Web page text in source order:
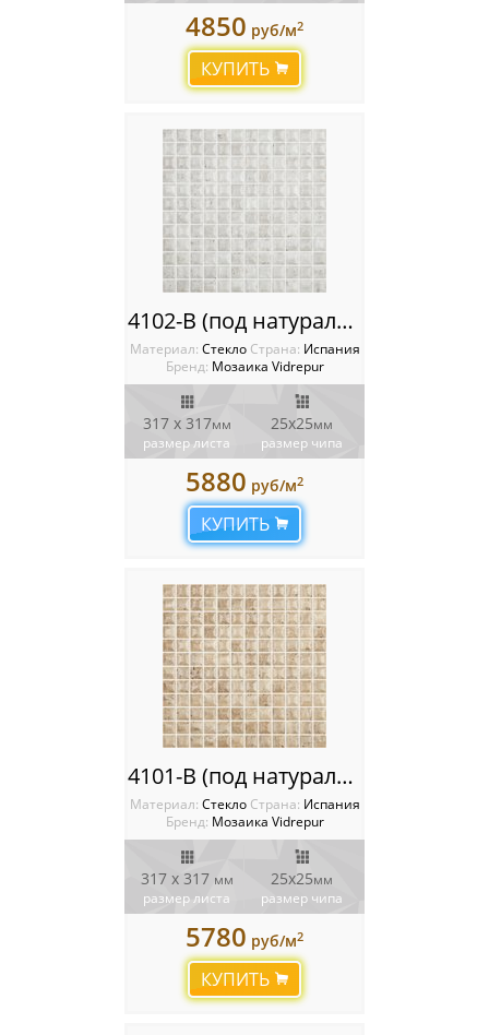
4850 руб/м2
КУПИТЬ
4102-B (под натуральный камень) Мозаика Vidrepur Stones
Материал: Стекло Cтрана: Испания
Бренд: Мозаика Vidrepur
317 х 317мм
размер листа
25х25мм
размер чипа
5880 руб/м2
КУПИТЬ
4101-B (под натуральный камень) Мозаика Vidrepur Stones
Материал: Стекло Cтрана: Испания
Бренд: Мозаика Vidrepur
317 x 317 мм
размер листа
25х25мм
размер чипа
5780 руб/м2
КУПИТЬ